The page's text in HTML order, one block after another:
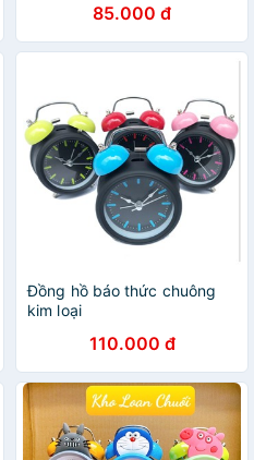
85.000 đ
Đồng hồ báo thức chuông
kim loại
110.000 đ